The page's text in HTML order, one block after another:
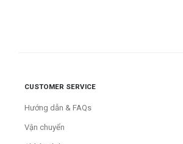
CUSTOMER SERVICE
Hướng dẫn & FAQs
Vận chuyển